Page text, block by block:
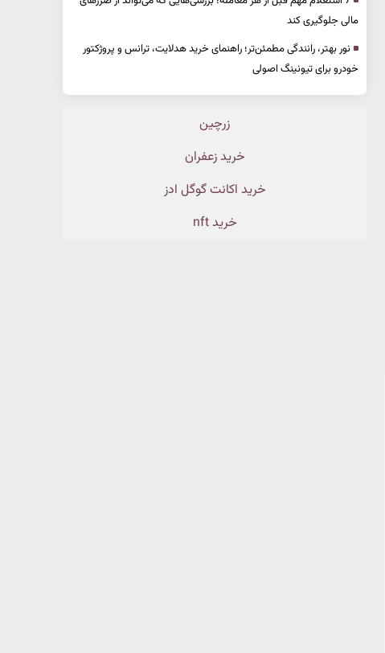
مالی جلوگیری کند
نور بهتر، رانندگی مطمئن‌تر؛ راهنمای خرید هدلایت، ترانس و پروژکتور
خودرو برای تیونینگ اصولی
زرچین
خرید زعفران
خرید اکانت گوگل ادز
خرید nft